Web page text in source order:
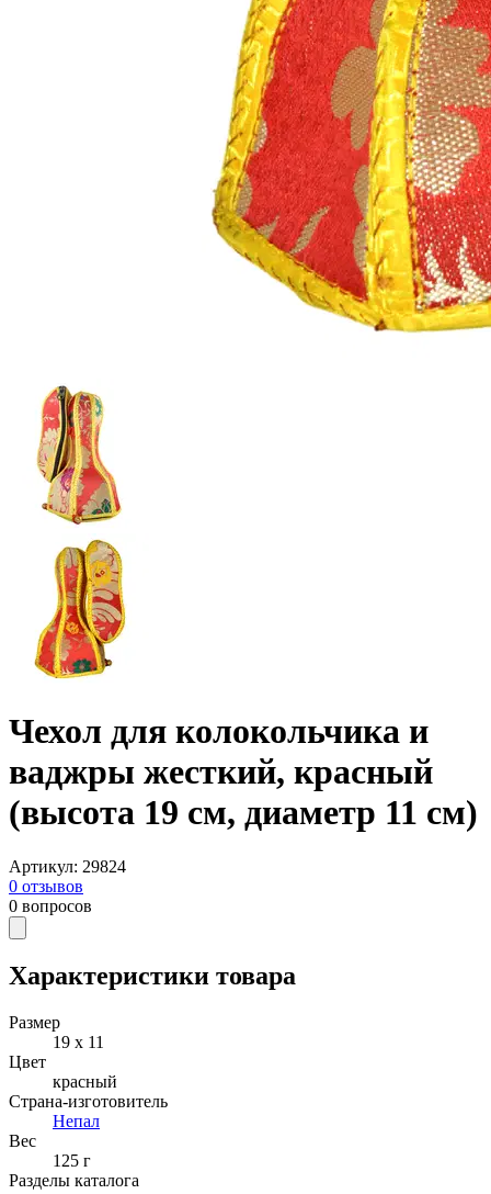
Чехол для колокольчика и
ваджры жесткий, красный
(высота 19 см, диаметр 11 см)
Артикул: 29824
0 отзывов
0 вопросов
Характеристики товара
Размер
19 х 11
Цвет
красный
Страна-изготовитель
Непал
Вес
125 г
Разделы каталога